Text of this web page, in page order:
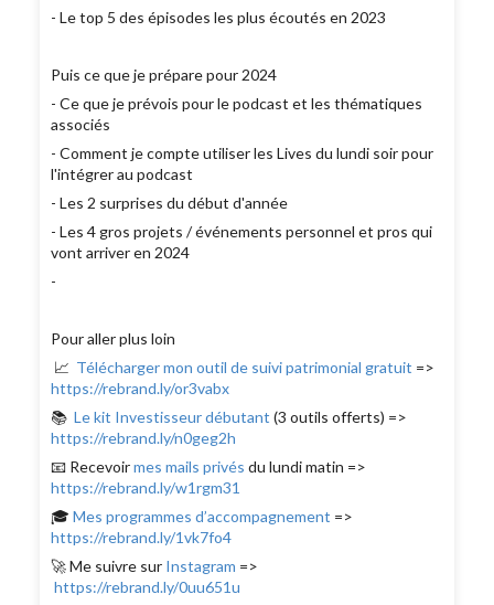
- Le top 5 des épisodes les plus écoutés en 2023
Puis ce que je prépare pour 2024
- Ce que je prévois pour le podcast et les thématiques
associés
- Comment je compte utiliser les Lives du lundi soir pour
l'intégrer au podcast
- Les 2 surprises du début d'année
- Les 4 gros projets / événements personnel et pros qui
vont arriver en 2024
-
Pour aller plus loin
📈 Télécharger mon outil de suivi patrimonial gratuit =>
https://rebrand.ly/or3vabx
📚 Le kit Investisseur débutant(3 outils offerts) =>
https://rebrand.ly/n0geg2h
📧 Recevoirmes mails privés du lundi matin =>
https://rebrand.ly/w1rgm31
🎓Mes programmes d’accompagnement =>
https://rebrand.ly/1vk7fo4
🚀 Me suivre sur Instagram =>
https://rebrand.ly/0uu651u